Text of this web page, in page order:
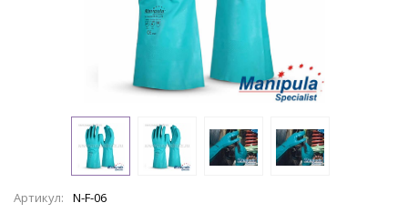
Артикул: N-F-06